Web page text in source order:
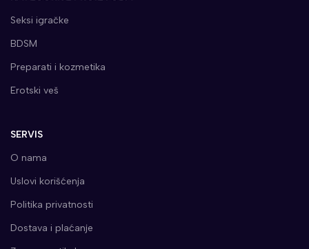
Seksi igračke
BDSM
Preparati i kozmetika
Erotski veš
SERVIS
O nama
Uslovi korišćenja
Politika privatnosti
Dostava i plaćanje